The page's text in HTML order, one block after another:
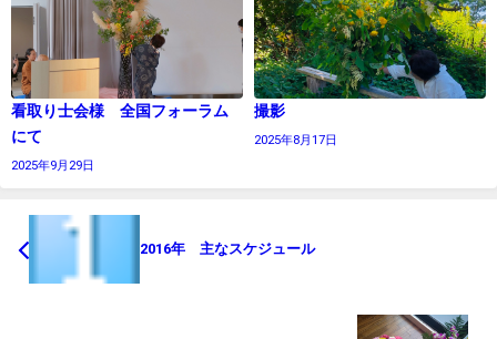
看取り士会様 全国フォーラム
にて
2025年9月29日
撮影
2025年8月17日
2016年 主なスケジュール